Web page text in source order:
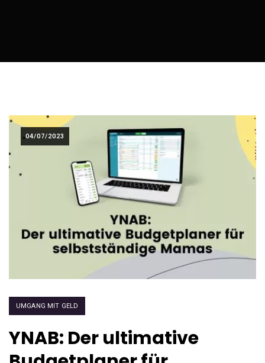
04/07/2023
UMGANG MIT GELD
YNAB: Der ultimative